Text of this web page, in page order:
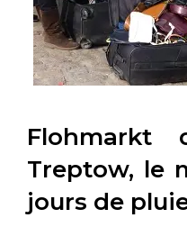
Flohmarkt
Treptow, le
jours de